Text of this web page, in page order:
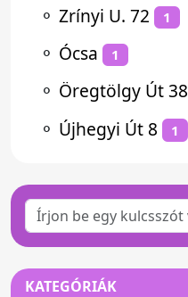
⚬ Zrínyi U. 72 1
⚬ Ócsa 1
⚬ Öregtölgy Út 38
⚬ Újhegyi Út 8 1
KATEGÓRIÁK